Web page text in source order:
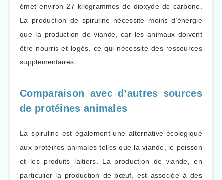
émet environ 27 kilogrammes de dioxyde de carbone.
La production de spiruline nécessite moins d’énergie
que la production de viande, car les animaux doivent
être nourris et logés, ce qui nécessite des ressources
supplémentaires.
Comparaison avec d’autres sources
de protéines animales
La spiruline est également une alternative écologique
aux protéines animales telles que la viande, le poisson
et les produits laitiers. La production de viande, en
particulier la production de bœuf, est associée à des